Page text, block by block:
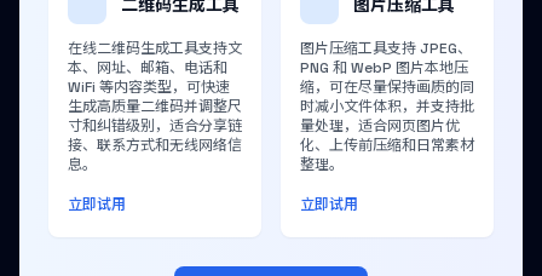
二维码生成工具
在线二维码生成工具支持文
本、网址、邮箱、电话和
WiFi 等内容类型，可快速
生成高质量二维码并调整尺
寸和纠错级别，适合分享链
接、联系方式和无线网络信
息。
立即试用
图片压缩工具
图片压缩工具支持 JPEG、
PNG 和 WebP 图片本地压
缩，可在尽量保持画质的同
时减小文件体积，并支持批
量处理，适合网页图片优
化、上传前压缩和日常素材
整理。
立即试用